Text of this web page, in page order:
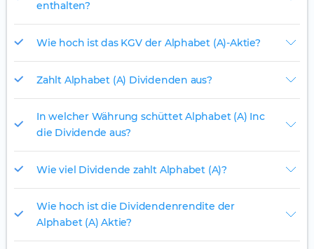
enthalten?
Wie hoch ist das KGV der Alphabet (A)-Aktie?
Zahlt Alphabet (A) Dividenden aus?
In welcher Währung schüttet Alphabet (A) Inc
die Dividende aus?
Wie viel Dividende zahlt Alphabet (A)?
Wie hoch ist die Dividendenrendite der
Alphabet (A) Aktie?